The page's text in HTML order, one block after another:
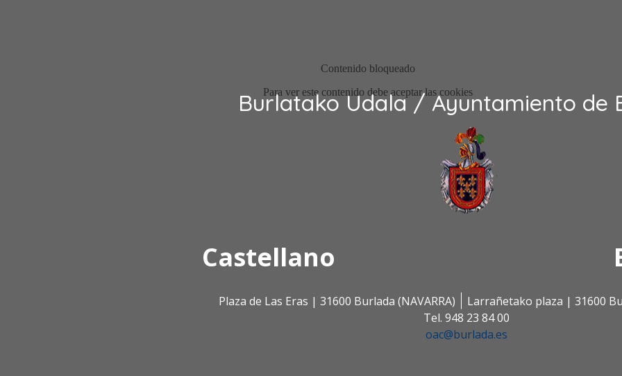
Burlatako Udala / Ayuntamiento de
Castellano
Plaza de Las Eras | 31600 Burlada (NAVARRA)
Larrañetako plaza | 31600
Tel. 948 23 84 00
oac@burlada.es